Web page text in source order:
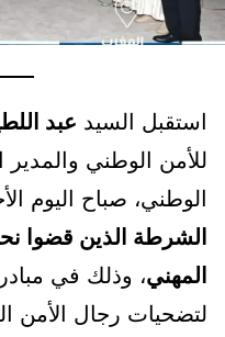
استقبل السيد عبد
للأمن الوطني والمدير
الوطني، صباح اليوم
الشرطة الذين قضوا
المهني، وذلك في
لتضحيات رجال الأمن